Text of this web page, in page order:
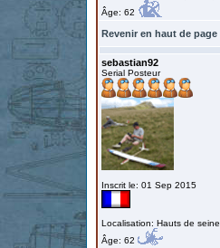
Âge: 62
Revenir en haut de page
sebastian92
Serial Posteur
Inscrit le: 01 Sep 2015
Localisation: Hauts de seine
Âge: 62